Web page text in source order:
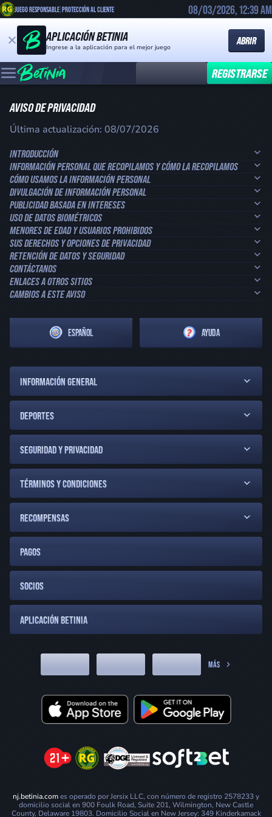
JUEGO RESPONSABLE|PROTECCIÓN AL CLIENTE
08/03/2026, 12:39 AM
APLICACIÓN BETINIA
Ingrese a la aplicación para el mejor juego
ABRIR
REGISTRARSE
AVISO DE PRIVACIDAD
Última actualización: 08/07/2026
INTRODUCCIÓN
INFORMACIÓN PERSONAL QUE RECOPILAMOS Y CÓMO LA RECOPILAMOS
CÓMO USAMOS LA INFORMACIÓN PERSONAL
DIVULGACIÓN DE INFORMACIÓN PERSONAL
PUBLICIDAD BASADA EN INTERESES
USO DE DATOS BIOMÉTRICOS
MENORES DE EDAD Y USUARIOS PROHIBIDOS
SUS DERECHOS Y OPCIONES DE PRIVACIDAD
RETENCIÓN DE DATOS Y SEGURIDAD
CONTÁCTANOS
ENLACES A OTROS SITIOS
CAMBIOS A ESTE AVISO
ESPAÑOL AYUDA
INFORMACIÓN GENERAL
DEPORTES
SEGURIDAD Y PRIVACIDAD
TÉRMINOS Y CONDICIONES
RECOMPENSAS
PAGOS
SOCIOS
APLICACIÓN BETINIA
MÁS
nj.betinia.comes operado por Jersix LLC, con número de registro 2578233 y
domicilio social en 900 Foulk Road, Suite 201, Wilmington, New Castle
County, Delaware 19803. Domicilio Social en New Jersey: 349 Kinderkamack